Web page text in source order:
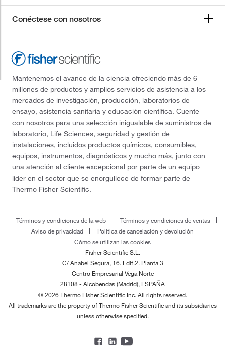
Conéctese con nosotros
Mantenemos el avance de la ciencia ofreciendo más de 6
millones de productos y amplios servicios de asistencia a los
mercados de investigación, producción, laboratorios de
ensayo, asistencia sanitaria y educación científica. Cuente
con nosotros para una selección inigualable de suministros de
laboratorio, Life Sciences, seguridad y gestión de
instalaciones, incluidos productos químicos, consumibles,
equipos, instrumentos, diagnósticos y mucho más, junto con
una atención al cliente excepcional por parte de un equipo
líder en el sector que se enorgullece de formar parte de
Thermo Fisher Scientific.
Términos y condiciones de la web
Términos y condiciones de ventas
Aviso de privacidad
Política de cancelación y devolución
Cómo se utilizan las cookies
Fisher Scientific S.L.
C/ Anabel Segura, 16. Edif.2. Planta 3
Centro Empresarial Vega Norte
28108 - Alcobendas (Madrid), ESPAÑA
© 2026 Thermo Fisher Scientific Inc. All rights reserved.
All trademarks are the property of Thermo Fisher Scientific and its subsidiaries
unless otherwise specified.